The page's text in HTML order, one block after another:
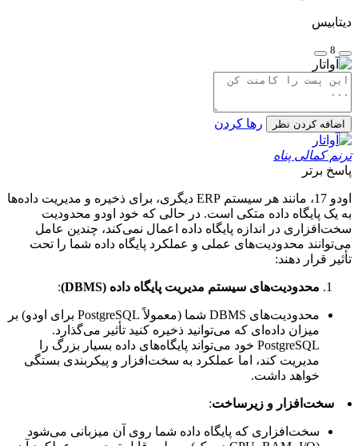
دیتابیس
8
اضافه کردن نظر رها کردن
ترنم کمالی پناه
پاسخ برتر
اودو 17، مانند هر سیستم ERP دیگری، برای ذخیره و مدیریت داده‌ها
به یک پایگاه داده متکی است. در حالی که خود اودو محدودیت
سخت‌افزاری در اندازه پایگاه داده اعمال نمی‌کند، چندین عامل
می‌توانند محدودیت‌های عملی و عملکرد پایگاه داده شما را تحت
تأثیر قرار دهند:
محدودیت‌های سیستم مدیریت پایگاه داده (DBMS) :
محدودیت‌های DBMS شما (معمولاً PostgreSQL برای اودو) بر
میزان داده‌ای که می‌توانید ذخیره کنید تأثیر می‌گذارد.
PostgreSQL خود می‌تواند پایگاه‌های داده بسیار بزرگ را
مدیریت کند، اما عملکرد به سخت‌افزار و پیکربندی بستگی
خواهد داشت.
سخت‌افزار و زیرساخت:
سخت‌افزاری که پایگاه داده شما روی آن میزبانی می‌شود